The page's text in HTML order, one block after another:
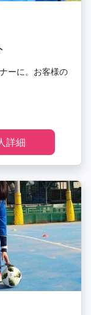
ーに。お客様の
詳細